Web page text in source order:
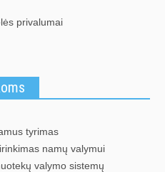
privalumai
tyrimas
namų valymui
valymo sistemų